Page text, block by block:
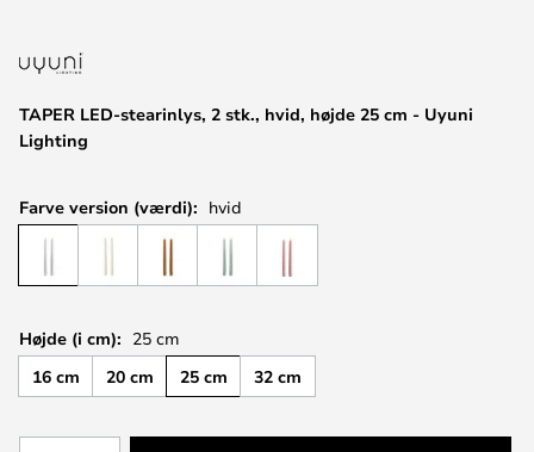
TAPER LED-stearinlys, 2 stk., hvid, højde 25 cm - Uyuni
Lighting
Farve version (værdi): hvid
Højde (i cm): 25 cm
16 cm
20 cm 25 cm 32 cm